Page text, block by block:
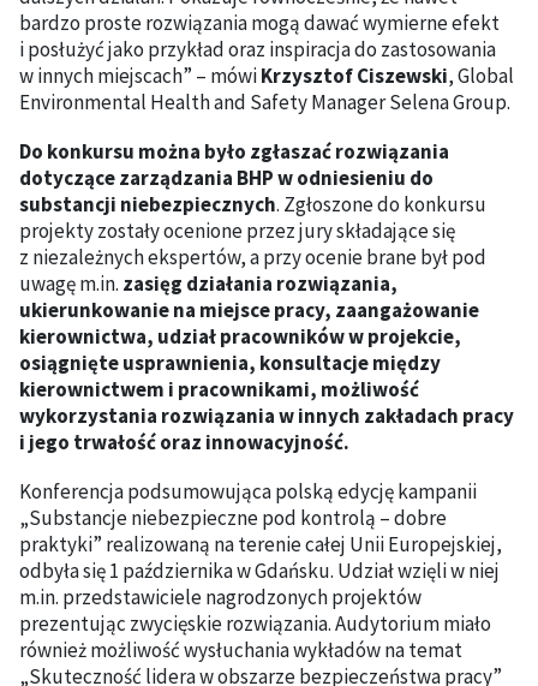
bardzo proste rozwiązania mogą dawać wymierne efekt
i posłużyć jako przykład oraz inspiracja do zastosowania
w innych miejscach” – mówiKrzysztof Ciszewski, Global
Environmental Health and Safety Manager Selena Group.
Do konkursu można było zgłaszać rozwiązania
dotyczące zarządzania BHP w odniesieniu do
substancji niebezpiecznych. Zgłoszone do konkursu
projekty zostały ocenione przez jury składające się
z niezależnych ekspertów, a przy ocenie brane był pod
uwagę m.in. zasięg działania rozwiązania,
ukierunkowanie na miejsce pracy, zaangażowanie
kierownictwa, udział pracowników w projekcie,
osiągnięte usprawnienia, konsultacje między
kierownictwem i pracownikami, możliwość
wykorzystania rozwiązania w innych zakładach pracy
i jego trwałość oraz innowacyjność.
Konferencja podsumowująca polską edycję kampanii
„Substancje niebezpieczne pod kontrolą – dobre
praktyki” realizowaną na terenie całej Unii Europejskiej,
odbyła się 1 października w Gdańsku. Udział wzięli w niej
m.in. przedstawiciele nagrodzonych projektów
prezentując zwycięskie rozwiązania. Audytorium miało
również możliwość wysłuchania wykładów na temat
„Skuteczność lidera w obszarze bezpieczeństwa pracy”